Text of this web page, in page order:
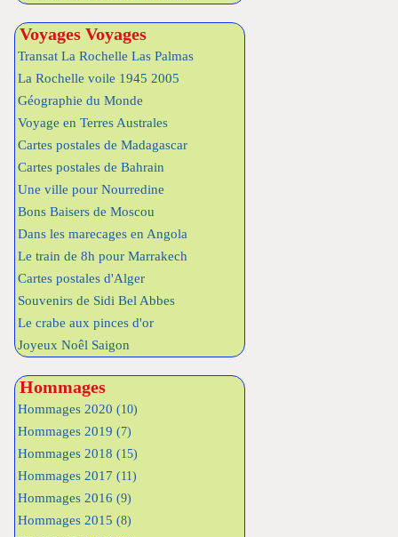
Voyages Voyages
Transat La Rochelle Las Palmas
La Rochelle voile 1945 2005
Géographie du Monde
Voyage en Terres Australes
Cartes postales de Madagascar
Cartes postales de Bahrain
Une ville pour Nourredine
Bons Baisers de Moscou
Dans les marecages en Angola
Le train de 8h pour Marrakech
Cartes postales d'Alger
Souvenirs de Sidi Bel Abbes
Le crabe aux pinces d'or
Joyeux Noêl Saigon
Hommages
Hommages 2020 (10)
Hommages 2019 (7)
Hommages 2018 (15)
Hommages 2017 (11)
Hommages 2016 (9)
Hommages 2015 (8)